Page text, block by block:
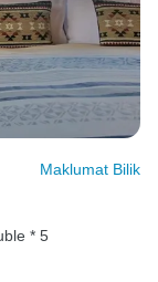
Maklumat Bilik
* 5